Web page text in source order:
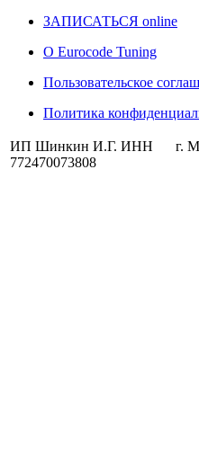
ЗАПИСАТЬСЯ online
О Eurocode Tuning
Пользовательское
Политика
ИП Шинкин И.Г. ИНН
772470073808
г.